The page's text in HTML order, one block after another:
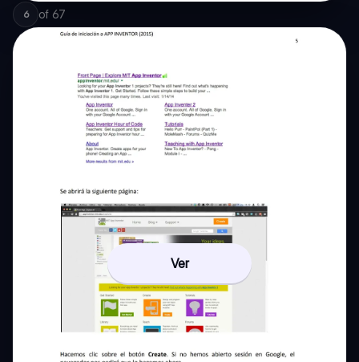
6 of 67
Ver